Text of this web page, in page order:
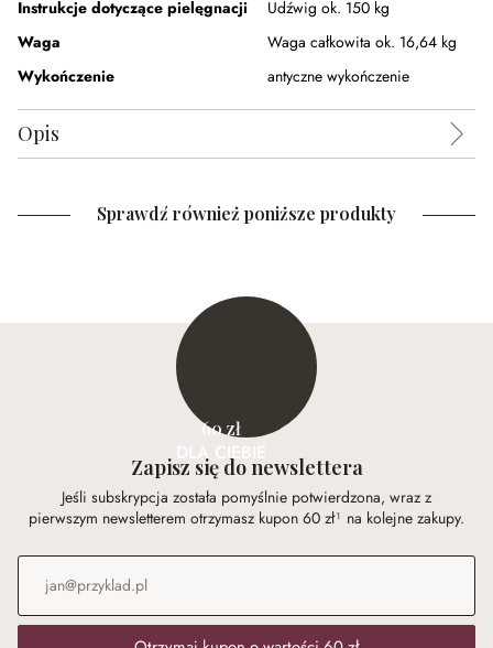
Instrukcje dotyczące pielęgnacji
Udźwig ok. 150 kg
Waga
Waga całkowita ok. 16,64 kg
Wykończenie
antyczne wykończenie
Opis
Sprawdź również poniższe produkty
60 zł
DLA CIEBIE
Zapisz się do newslettera
Jeśli subskrypcja została pomyślnie potwierdzona, wraz z
pierwszym newsletterem otrzymasz kupon 60 zł¹ na kolejne zakupy.
Adres e-mail